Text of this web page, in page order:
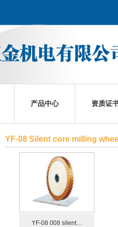
产品中心 资质证
YF-08 Silent core milling
YF-08 008 silent…